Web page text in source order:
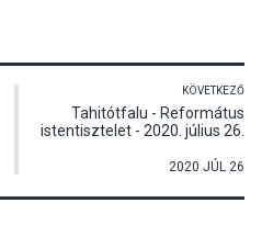
KÖVETKEZŐ
Tahitótfalu - Református
istentisztelet - 2020. július 26.
2020 JÚL 26